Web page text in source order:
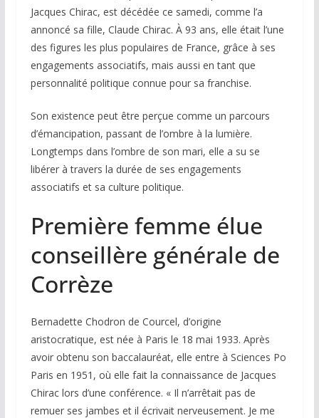
Jacques Chirac, est décédée ce samedi, comme l’a
annoncé sa fille, Claude Chirac. À 93 ans, elle était l’une
des figures les plus populaires de France, grâce à ses
engagements associatifs, mais aussi en tant que
personnalité politique connue pour sa franchise.
Son existence peut être perçue comme un parcours
d’émancipation, passant de l’ombre à la lumière.
Longtemps dans l’ombre de son mari, elle a su se
libérer à travers la durée de ses engagements
associatifs et sa culture politique.
Première femme élue
conseillère générale de
Corrèze
Bernadette Chodron de Courcel, d’origine
aristocratique, est née à Paris le 18 mai 1933. Après
avoir obtenu son baccalauréat, elle entre à Sciences Po
Paris en 1951, où elle fait la connaissance de Jacques
Chirac lors d’une conférence. « Il n’arrêtait pas de
remuer ses jambes et il écrivait nerveusement. Je me